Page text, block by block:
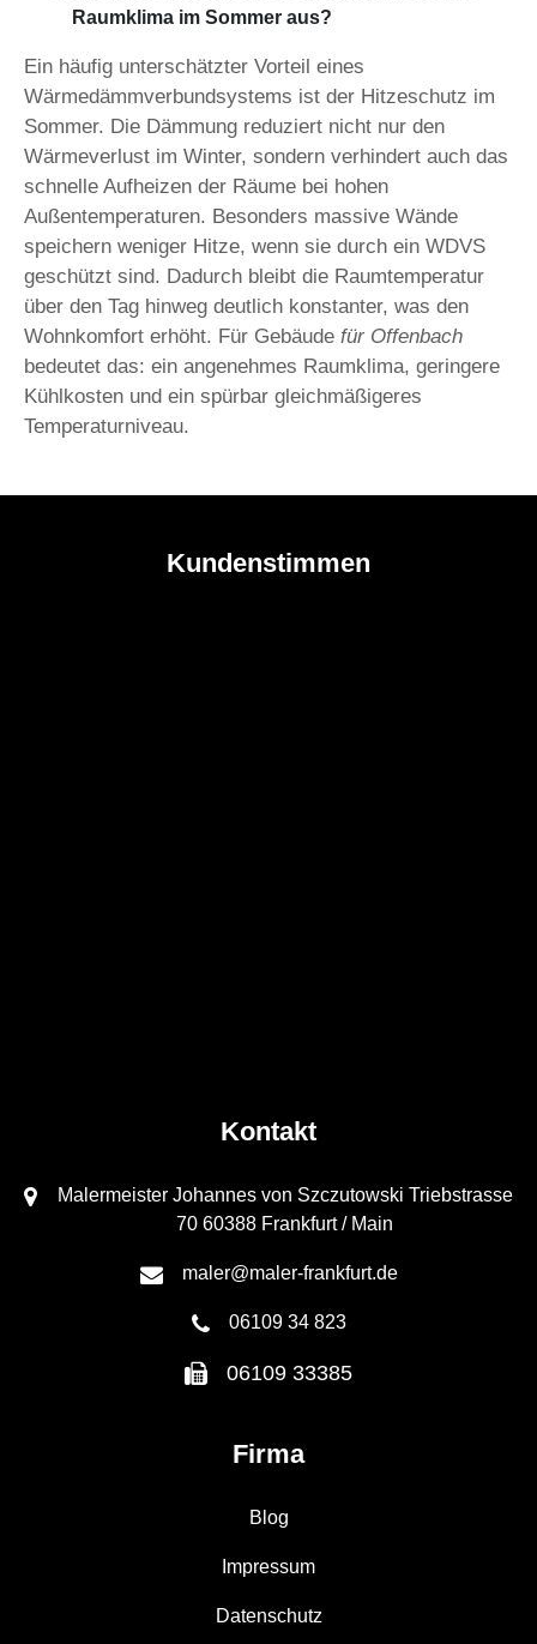
Raumklima im Sommer aus?
Ein häufig unterschätzter Vorteil eines
Wärmedämmverbundsystems ist der Hitzeschutz im
Sommer. Die Dämmung reduziert nicht nur den
Wärmeverlust im Winter, sondern verhindert auch das
schnelle Aufheizen der Räume bei hohen
Außentemperaturen. Besonders massive Wände
speichern weniger Hitze, wenn sie durch ein WDVS
geschützt sind. Dadurch bleibt die Raumtemperatur
über den Tag hinweg deutlich konstanter, was den
Wohnkomfort erhöht. Für Gebäude für Offenbach
bedeutet das: ein angenehmes Raumklima, geringere
Kühlkosten und ein spürbar gleichmäßigeres
Temperaturniveau.
Kundenstimmen
Kontakt
Malermeister Johannes von Szczutowski Triebstrasse
70 60388 Frankfurt / Main
maler@maler-frankfurt.de
06109 34 823
06109 33385
Firma
Blog
Impressum
Datenschutz